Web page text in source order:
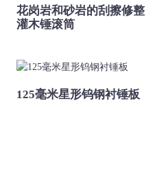
花岗岩和砂岩的刮擦修整
灌木锤滚筒
125毫米星形钨钢衬锤板